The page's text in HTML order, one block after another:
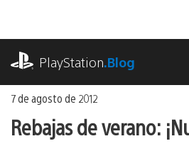
contenido
PlayStation.Blog
7 de agosto de 2012
Rebajas de verano: